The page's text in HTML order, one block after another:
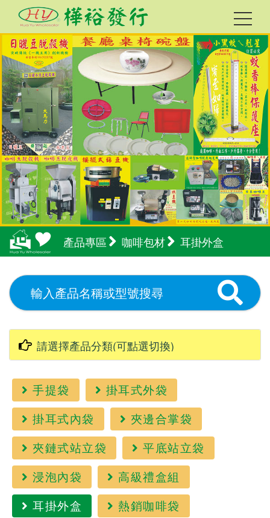
產品專區 咖啡包材 耳掛外盒
手提袋
掛耳式外袋
掛耳式內袋
夾邊合掌袋
夾鏈式站立袋
平底站立袋
浸泡內袋
高級禮盒組
耳掛外盒
熱銷咖啡袋